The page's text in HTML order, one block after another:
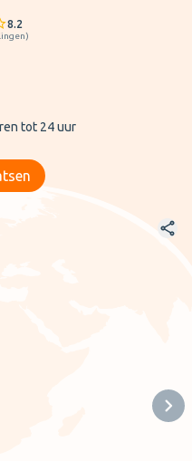
8.2
)
tot 24 uur